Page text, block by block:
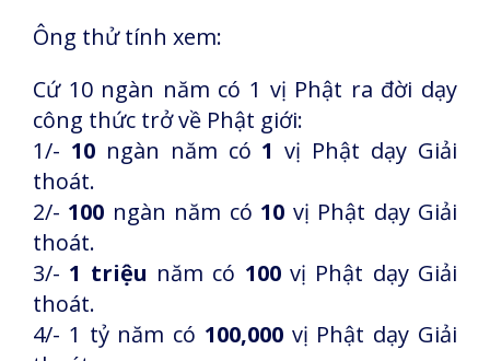
Ông thử tính xem:
Cứ 10 ngàn năm có 1 vị Phật ra đời dạy
công thức trở về Phật giới:
1/- 10 ngàn năm có 1 vị Phật dạy Giải
thoát.
2/- 100 ngàn năm có 10 vị Phật dạy Giải
thoát.
3/- 1 triệu năm có 100vị Phật dạy Giải
thoát.
4/- 1 tỷ năm có 100,000vị Phật dạy Giải